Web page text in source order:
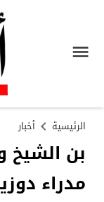
الرئيسية أخبار
بن الشيخ
مدراء